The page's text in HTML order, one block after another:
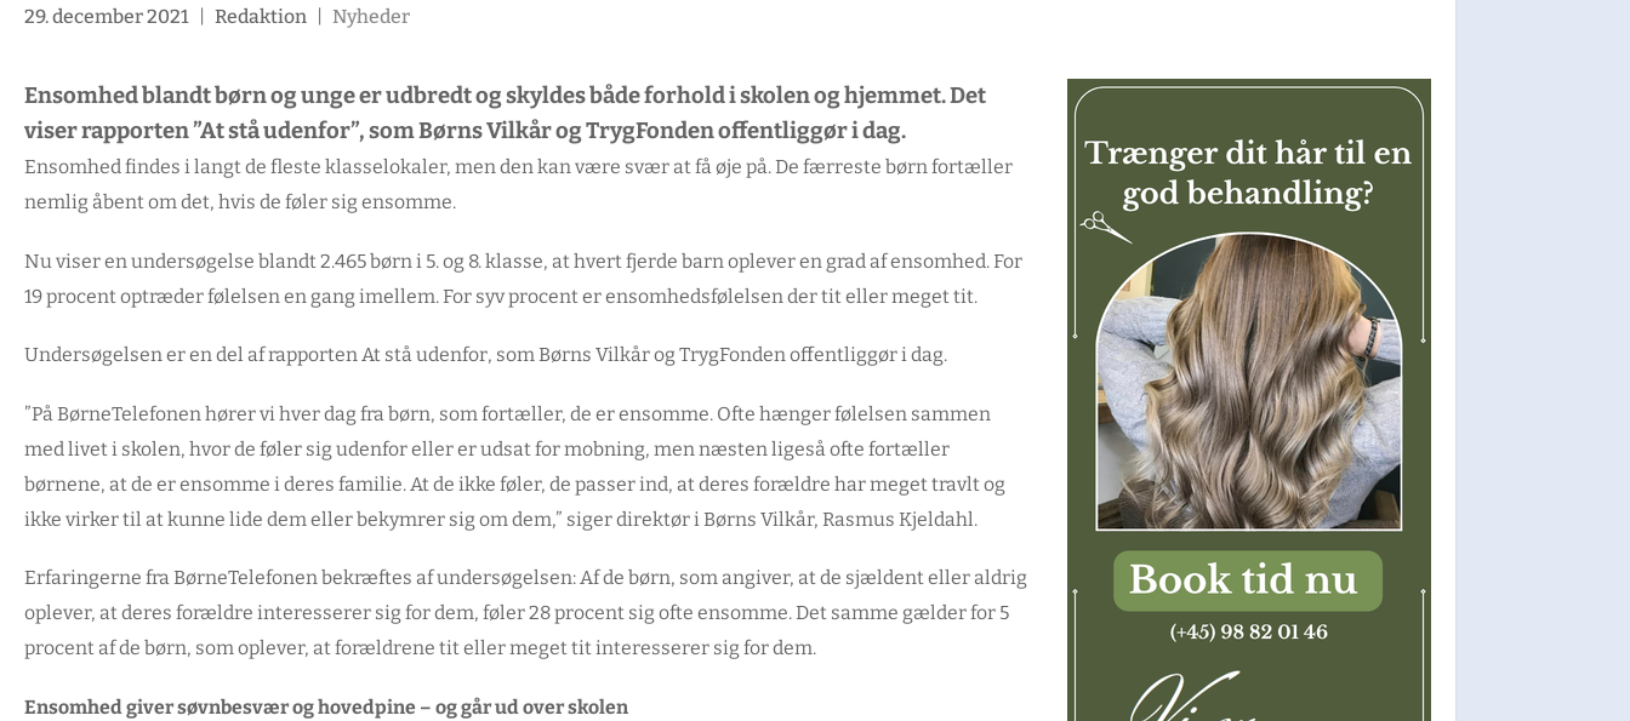
29. december 2021| Redaktion| Nyheder
Ensomhed blandt børn og unge er udbredt og skyldes både forhold i skolen og hjemmet. Det
viser rapporten ”At stå udenfor”, som Børns Vilkår og TrygFonden offentliggør i dag.
Ensomhed findes i langt de fleste klasselokaler, men den kan være svær at få øje på. De færreste børn fortæller
nemlig åbent om det, hvis de føler sig ensomme.
Nu viser en undersøgelse blandt 2.465 børn i 5. og 8. klasse, at hvert fjerde barn oplever en grad af ensomhed. For
19 procent optræder følelsen en gang imellem. For syv procent er ensomhedsfølelsen der tit eller meget tit.
Undersøgelsen er en del af rapportenAt stå udenfor, som Børns Vilkår og TrygFonden offentliggør i dag.
”På BørneTelefonen hører vi hver dag fra børn, som fortæller, de er ensomme. Ofte hænger følelsen sammen
med livet i skolen, hvor de føler sig udenfor eller er udsat for mobning, men næsten ligeså ofte fortæller
børnene, at de er ensomme i deres familie. At de ikke føler, de passer ind, at deres forældre har meget travlt og
ikke virker til at kunne lide dem eller bekymrer sig om dem,” siger direktør i Børns Vilkår, Rasmus Kjeldahl.
Erfaringerne fra BørneTelefonen bekræftes af undersøgelsen: Af de børn, som angiver, at de sjældent eller aldrig
oplever, at deres forældre interesserer sig for dem, føler 28 procent sig ofte ensomme. Det samme gælder for 5
procent af de børn, som oplever, at forældrene tit eller meget tit interesserer sig for dem.
Ensomhed giver søvnbesvær og hovedpine – og går ud over skolen